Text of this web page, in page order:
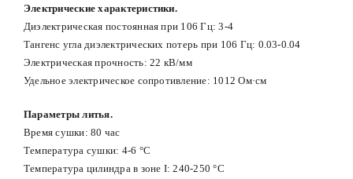
Электрические характеристики.
Диэлектрическая постоянная при 106 Гц: 3-4
Тангенс угла диэлектрических потерь при 106 Гц: 0.03-0.04
Электрическая прочность: 22 кВ/мм
Удельное электрическое сопротивление: 1012 Ом·см
Параметры литья.
Время сушки: 80 час
Температура сушки: 4-6 °С
Температура цилиндра в зоне I: 240-250 °С